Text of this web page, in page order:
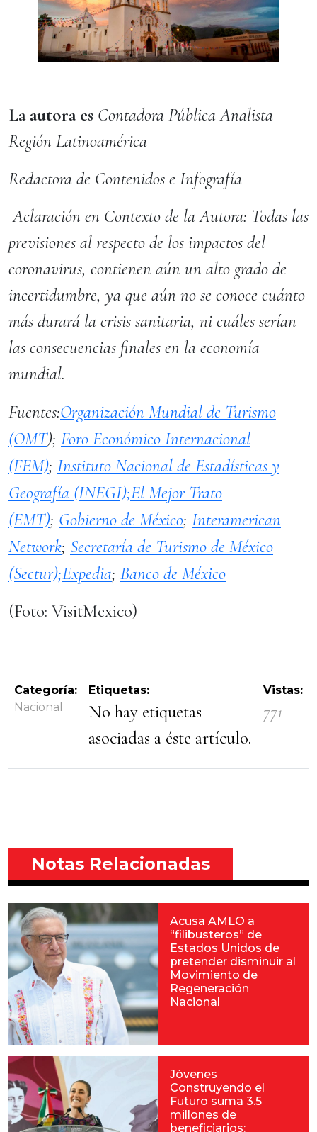
La autora es Contadora Pública Analista
Región Latinoamérica
Redactora de Contenidos e Infografía
Aclaración en Contexto de la Autora: Todas las
previsiones al respecto de los impactos del
coronavirus, contienen aún un alto grado de
incertidumbre, ya que aún no se conoce cuánto
más durará la crisis sanitaria, ni cuáles serían
las consecuencias finales en la economía
mundial.
Fuentes:Organización Mundial de Turismo
(OMT); Foro Económico Internacional
(FEM); Instituto Nacional de Estadísticas y
Geografía (INEGI);El Mejor Trato
(EMT); Gobierno de México; Interamerican
Network; Secretaría de Turismo de México
(Sectur);Expedia; Banco de México
(Foto: VisitMexico)
Categoría:
Nacional
Etiquetas:
No hay etiquetas
asociadas a éste artículo.
Vistas:
771
Notas Relacionadas
Acusa AMLO a
“filibusteros” de
Estados Unidos de
pretender disminuir al
Movimiento de
Regeneración
Nacional
Jóvenes
Construyendo el
Futuro suma 3.5
millones de
beneficiarios: